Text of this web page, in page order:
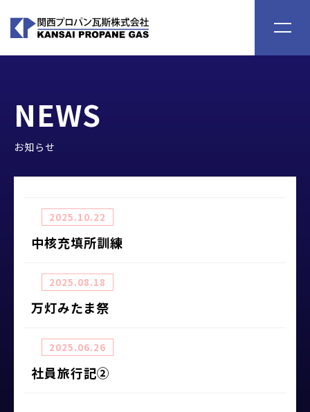
NEWS
お知らせ
2025.10.22
中核充填所訓練
2025.08.18
万灯みたま祭
2025.06.26
社員旅行記②